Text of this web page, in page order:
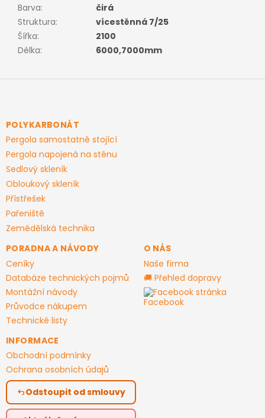
Barva:
čirá
Struktura:
vícestěnná 7/25
Šířka:
2100
Délka: 6000,7000mm
Z
aPOLYKARBONÁT
Pergola samostatně stojící
Pergola napojená na stěnu
Sedlový skleník
Obloukový skleník
Přístřešek
Pařeniště
Zemědělská technika
PORADNA A NÁVODY
Ceníky
Databáze technických pojmů
Montážní návody
Průvodce nákupem
Technické listy
O NÁS
Naše firma
🚚 Přehled dopravy
Facebook stránka
INFORMACE
Obchodní podmínky
Ochrana osobních údajů
Odstoupit od smlouvy